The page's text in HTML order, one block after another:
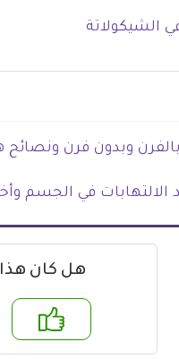
وبدون فرن ونصائح
في الجسم
هل كان
لا